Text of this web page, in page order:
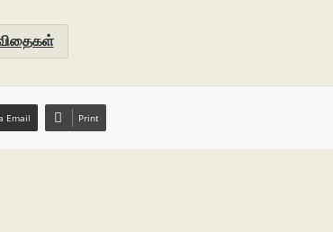
Email Print